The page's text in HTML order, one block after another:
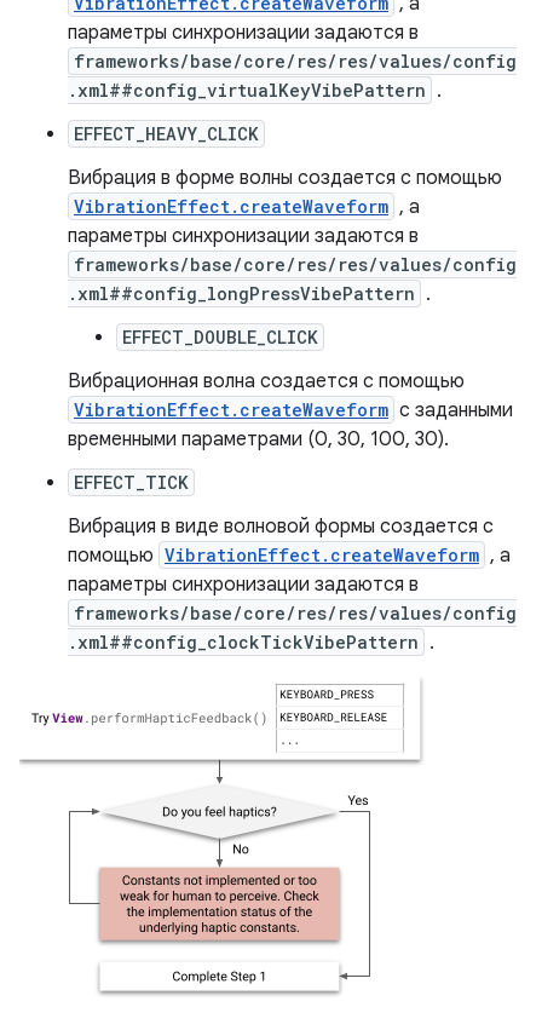
параметры синхронизации задаются в
frameworks/base/core/res/res/values/config
.xml##config_virtualKeyVibePattern .
EFFECT_HEAVY_CLICK
Вибрация в форме волны создается с помощью
VibrationEffect.createWaveform , а
параметры синхронизации задаются в
frameworks/base/core/res/res/values/config
.xml##config_longPressVibePattern .
EFFECT_DOUBLE_CLICK
Вибрационная волна создается с помощью
VibrationEffect.createWaveform с заданными
временными параметрами (0, 30, 100, 30).
EFFECT_TICK
Вибрация в виде волновой формы создается с
помощью VibrationEffect.createWaveform , а
параметры синхронизации задаются в
frameworks/base/core/res/res/values/config
.xml##config_clockTickVibePattern .